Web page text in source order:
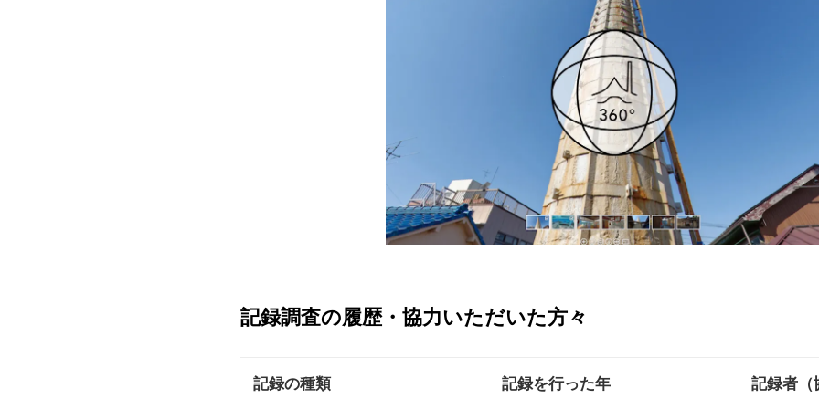
記録調査の履歴・協力いただいた方々
記録の種類 記録を行った年 記録者（